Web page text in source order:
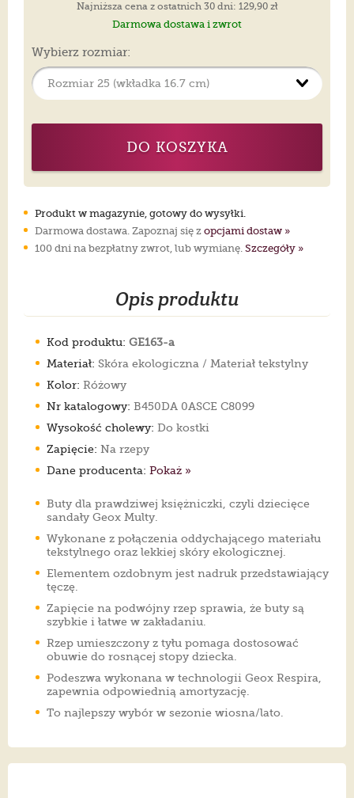
Najniższa cena z ostatnich 30 dni: 129,90 zł
Darmowa dostawa i zwrot
Wybierz rozmiar:
DO KOSZYKA
Produkt w magazynie, gotowy do wysyłki.
Darmowa dostawa. Zapoznaj się z opcjami dostaw »
100 dni na bezpłatny zwrot, lub wymianę. Szczegóły »
Opis produktu
Kod produktu: GE163-a
Materiał: Skóra ekologiczna / Materiał tekstylny
Kolor: Różowy
Nr katalogowy: B450DA 0ASCE C8099
Wysokość cholewy: Do kostki
Zapięcie: Na rzepy
Dane producenta: Pokaż »
Buty dla prawdziwej księżniczki, czyli dziecięce
sandały Geox Multy.
Wykonane z połączenia oddychającego materiału
tekstylnego oraz lekkiej skóry ekologicznej.
Elementem ozdobnym jest nadruk przedstawiający
tęczę.
Zapięcie na podwójny rzep sprawia, że buty są
szybkie i łatwe w zakładaniu.
Rzep umieszczony z tyłu pomaga dostosować
obuwie do rosnącej stopy dziecka.
Podeszwa wykonana w technologii Geox Respira,
zapewnia odpowiednią amortyzację.
To najlepszy wybór w sezonie wiosna/lato.